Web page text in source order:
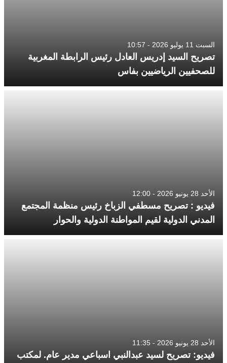
السبت 11 يوليو 2026 - 10:57
تصريح السيد إدريس العادل رئيس الرابطة المغربية
للصحفيين الرياضيين بفاس
الأحد 28 يونيو 2026 - 12:00
فيديو : تصريح مسطفي الزباخ رئيس منظمة المجتمع
المدني الدولية لقيم المواطنة الدولية والحوار
الأحد 28 يونيو 2026 - 11:35
فيديو: تصريح لسيد عبدالنبي اسباعي مدير عام. لمكتب